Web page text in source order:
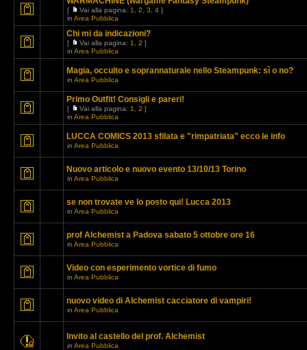
[ Vai alla pagina: 1 2 3 4 ]
in Area Pubblica
Chi mi da indicazioni?
[ Vai alla pagina: 1 2 ]
in Area Pubblica
Magia, occulto e soprannaturale nello Steampunk: sì o no?
in Area Pubblica
Primo Outfit! Consigli e pareri!
[ Vai alla pagina: 1 2 ]
in Area Pubblica
LUCCA COMICS 2013 sfilata e "rimpatriata" ecco le info
in Area Pubblica
Nuovo articolo e nuovo evento 13/10/13 Torino
in Area Pubblica
se non trovate ve lo posto qui! Lucca 2013
in Area Pubblica
prof Alchemist a Padova sabato 5 ottobre ore 16
in Area Pubblica
Video con esperimento vortice di fumo
in Area Pubblica
nuovo video di Alchemist cacciatore di vampiri!
in Area Pubblica
Invito al castello del prof. Alchemist
in Area Pubblica